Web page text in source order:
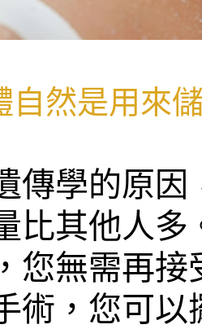
自然是用來
傳學的原
比其他人
您無需再
術，您可